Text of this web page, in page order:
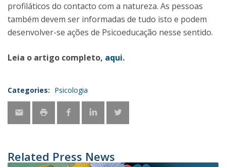
profiláticos do contacto com a natureza. As pessoas
também devem ser informadas de tudo isto e podem
desenvolver-se ações de Psicoeducação nesse sentido.
Leia o artigo completo, aqui.
Categories: Psicologia
Related Press News